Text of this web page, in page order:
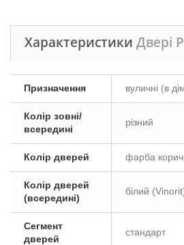
Характеристики Двері
Призначення вуличні (в
Колір зовні/
всередині
різний
Колір дверей фарба
Колір дверей
(всередині)
білий
Сегмент
дверей
стандарт